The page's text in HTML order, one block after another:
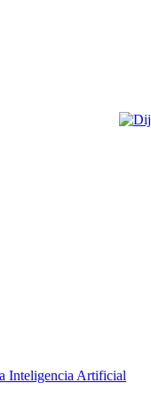
Inteligencia Artificial